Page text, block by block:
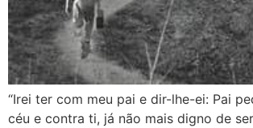
“Irei ter com meu pai e dir-lhe-ei: Pai
céu e contra ti, já não mais digno de